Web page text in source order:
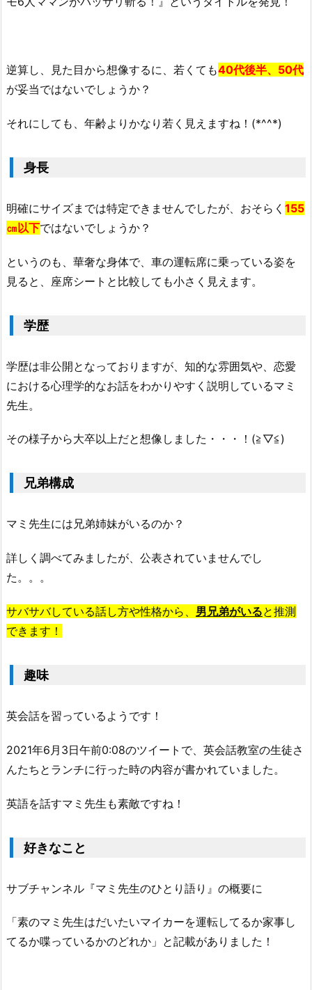
逆算し、見た目から想像するに、若くても40代後半、50代
が妥当ではないでしょうか？
それにしても、年齢よりかなり若く見えますね！(*^^*)
身長
明確にサイズまでは特定できませんでしたが、おそらく 155
㎝以下ではないでしょうか？
というのも、華奢な身体で、車の運転席に乗っている姿を
見ると、座席シートと比較しても小さく見えます。
学歴
学歴は非公開となっておりますが、知的な雰囲気や、恋愛
における心理学的なお話をわかりやすく説明しているマミ
先生。
その様子から大卒以上だと想像しました・・・！(≧▽≦)
兄弟構成
マミ先生には兄弟姉妹がいるのか？
詳しく調べてみましたが、公表されていませんでし
た。。。
サバサバしている話し方や性格から、 男兄弟がいると推測
できます！
趣味
英会話を習っているようです！
2021年6月3日午前0:08のツイートで、英会話教室の生徒さ
んたちとランチに行った時の内容が書かれていました。
英語を話すマミ先生も素敵ですね！
好きなこと
サブチャンネル『マミ先生のひとり語り』の概要に
「素のマミ先生はだいたいマイカーを運転してるか家事し
てるか喋っているかのどれか」と記載がありました！